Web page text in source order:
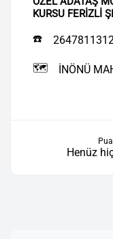
KURSU FERİZLİ
☎️
🗺️ İNÖNÜ
Henüz